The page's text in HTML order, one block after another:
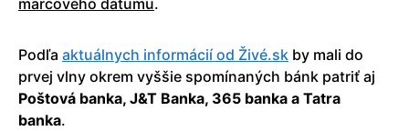
marcového dátumu.
Podľa aktuálnych informácií od Živé.sk by mali do
prvej vlny okrem vyššie spomínaných bánk patriť aj
Poštová banka, J&T Banka, 365 banka a Tatra
banka.